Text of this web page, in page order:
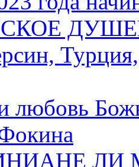
любовь
ЛИ